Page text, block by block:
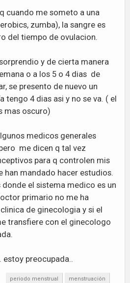
cuando me someto a una
zumba), la sangre es
del tiempo de ovulacion.
y de cierta manera
o a los 5 o 4 dias de
se presento de nuevo un
tengo 4 dias asi y no se va. ( el
mas oscuro)
medicos generales
me dicen q tal vez
para q controlen mis
han mandado hacer estudios.
donde el sistema medico es un
primario no me ha
de ginecologia y si el
transfiere con el ginecologo
estoy preocupada..
periodo menstrual menstruación